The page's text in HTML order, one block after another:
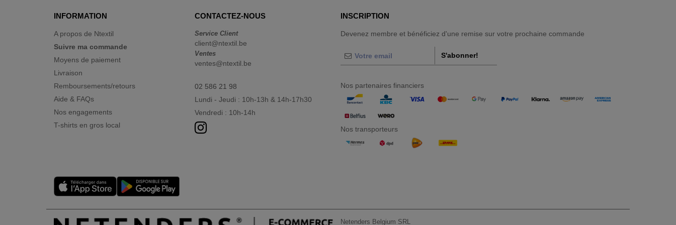
INFORMATION
A propos de Ntextil
Suivre ma commande
Moyens de paiement
Livraison
Remboursements/retours
Aide & FAQs
Nos engagements
T-shirts en gros local
CONTACTEZ-NOUS
Service Client
client@ntextil.be
Ventes
ventes@ntextil.be
02 586 21 98
Lundi - Jeudi : 10h-13h & 14h-17h30
Vendredi : 10h-14h
INSCRIPTION
Devenez membre et bénéficiez d'une remise sur votre prochaine commande
S'abonner!
Nos partenaires financiers
Nos transporteurs
Netenders Belgium SRL